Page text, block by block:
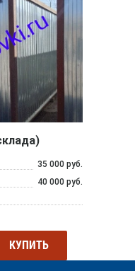
35 000 руб.
40 000 руб.
КУПИТЬ